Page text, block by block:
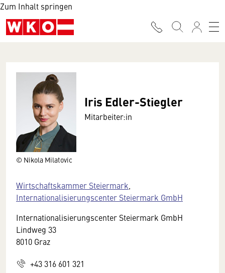
Zum Inhalt springen
© Nikola Milatovic
Iris Edler-Stiegler
Mitarbeiter:in
Wirtschaftskammer Steiermark
Internationalisierungscenter Steiermark GmbH
Internationalisierungscenter Steiermark GmbH
Lindweg 33
8010 Graz
+43 316 601 321